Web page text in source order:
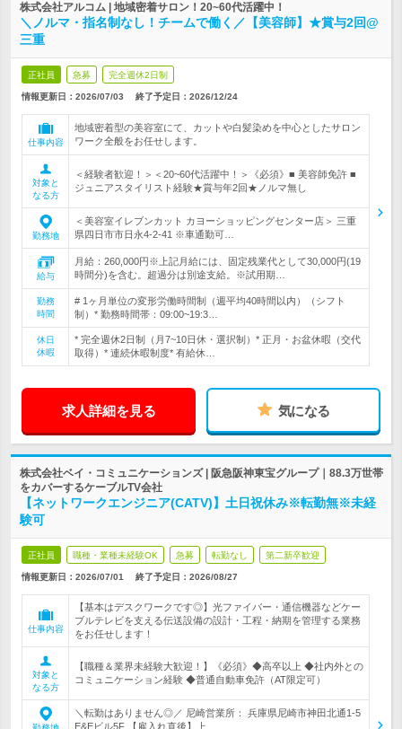
株式会社アルコム | 地域密着サロン！20~60代活躍中！
＼ノルマ・指名制なし！チームで働く／【美容師】★賞与2回@
三重
正社員 急募 完全週休2日制
情報更新日：2026/07/03 終了予定日： 2026/12/24
仕事内容
地域密着型の美容室にて、カットや白髪染めを中心としたサロン
ワーク全般をお任せします。
対象と
なる方
＜経験者歓迎！＞＜20~60代活躍中！＞《必須》■ 美容師免許 ■
ジュニアスタイリスト経験★賞与年2回★ノルマ無し
勤務地
＜美容室イレブンカット カヨーショッピングセンター店＞ 三重
県四日市市日永4-2-41 ※車通勤可…
給与
月給：260,000円※上記月給には、固定残業代として30,000円(19
時間分)を含む。超過分は別途支給。※試用期…
勤務
時間
# 1ヶ月単位の変形労働時間制（週平均40時間以内）（シフト
制）* 勤務時間帯：09:00~19:3…
休日
休暇
* 完全週休2日制（月7~10日休・選択制）* 正月・お盆休暇（交代
取得）* 連続休暇制度* 有給休…
求人詳細を見る 気になる
株式会社ベイ・コミュニケーションズ | 阪急阪神東宝グループ｜88.3万世帯
をカバーするケーブルTV会社
【ネットワークエンジニア(CATV)】土日祝休み※転勤無※未経
験可
正社員 職種・業種未経験OK 急募 転勤なし 第二新卒歓迎
情報更新日：2026/07/01 終了予定日： 2026/08/27
仕事内容
【基本はデスクワークです◎】光ファイバー・通信機器などケー
ブルテレビを支える伝送設備の設計・工程・納期を管理する業務
をお任せします！
対象と
なる方
【職種＆業界未経験大歓迎！】《必須》◆高卒以上 ◆社内外との
コミュニケーション経験 ◆普通自動車免許（AT限定可）
＼転勤はありません◎／ 尼崎営業所： 兵庫県尼崎市神田北通1-5
E&Eビル5F 【雇入れ直後】上…